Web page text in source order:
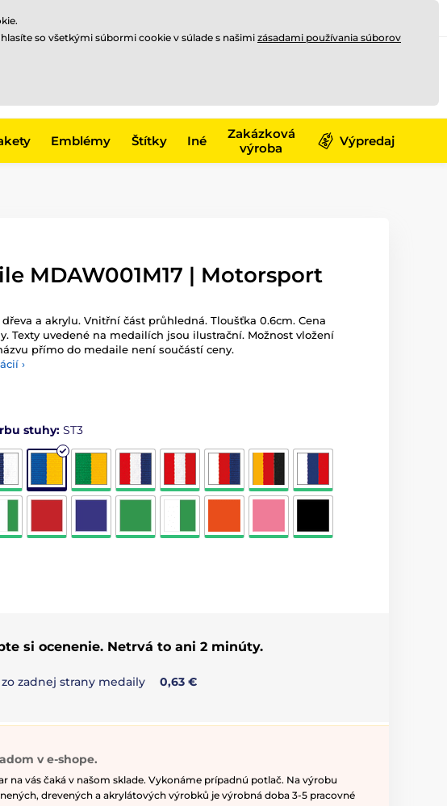
Emblémy Štítky Iné
Zakázková
výroba
Výpredaj
MDAW001M17 | Motorsport
a akrylu. Vnitřní část průhledná. Tloušťka 0.6cm. Cena
Texty uvedené na medailích jsou ilustrační. Možnost vložení
přímo do medaile není součástí ceny.
›
stuhy: ST3
si ocenenie. Netrvá to ani 2 minúty.
zadnej strany medaily 0,63 €
v e-shope.
na vás čaká v našom sklade. Vykonáme prípadnú potlač. Na výrobu
drevených a akrylátových výrobků je výrobná doba 3-5 pracovné
so všetkými súbormi cookie v súlade s našimi zásadami používania súborov